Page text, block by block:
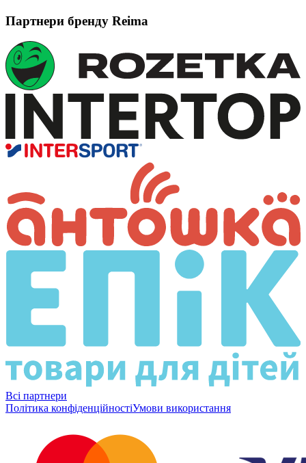
Партнери бренду Reima
Всі партнери
Політика конфіденційностіУмови використання